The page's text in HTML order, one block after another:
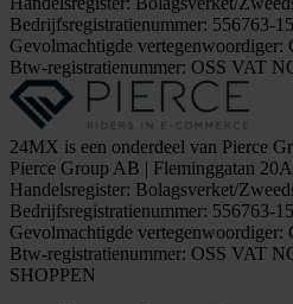
Bedrijfsregistratienummer: 556763-
Gevolmachtigde vertegenwoordiger:
Btw-registratienummer: OSS VAT
24MX is een onderdeel van Pierce
Pierce Group AB | Fleminggatan
Handelsregister: Bolagsverket/
Bedrijfsregistratienummer: 556763-
Gevolmachtigde vertegenwoordiger:
Btw-registratienummer: OSS VAT
SHOPPEN